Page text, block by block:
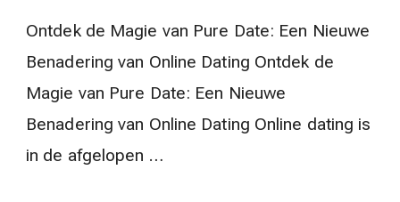
Ontdek de Magie van Pure Date: Een Nieuwe
Benadering van Online Dating Ontdek de
Magie van Pure Date: Een Nieuwe
Benadering van Online Dating Online dating is
in de afgelopen …